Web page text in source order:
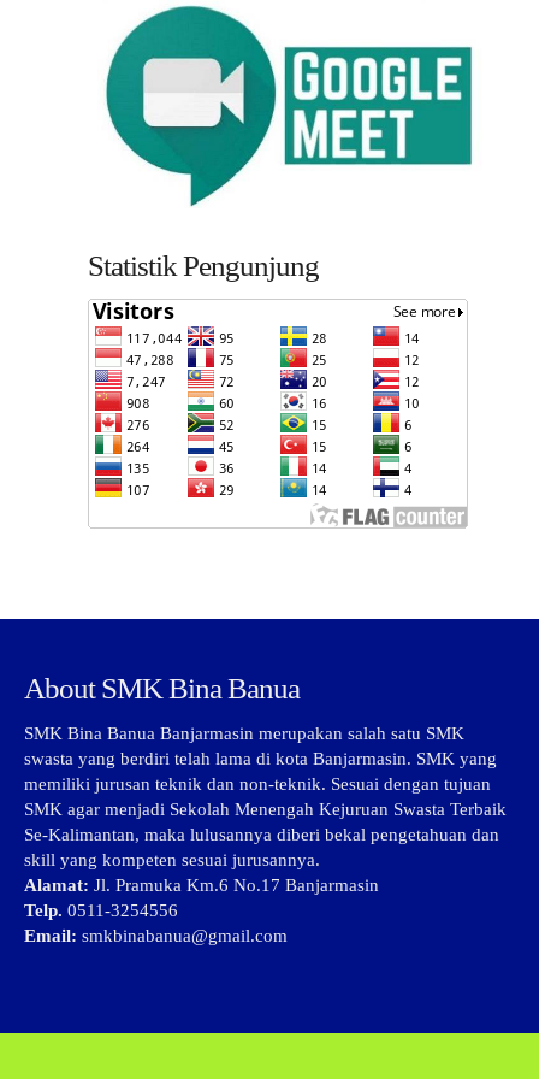
Statistik Pengunjung
About SMK Bina Banua
SMK Bina Banua Banjarmasin merupakan salah satu SMK
swasta yang berdiri telah lama di kota Banjarmasin. SMK yang
memiliki jurusan teknik dan non-teknik. Sesuai dengan tujuan
SMK agar menjadi Sekolah Menengah Kejuruan Swasta Terbaik
Se-Kalimantan, maka lulusannya diberi bekal pengetahuan dan
skill yang kompeten sesuai jurusannya.
Alamat: Jl. Pramuka Km.6 No.17 Banjarmasin
Telp. 0511-3254556
Email: smkbinabanua@gmail.com